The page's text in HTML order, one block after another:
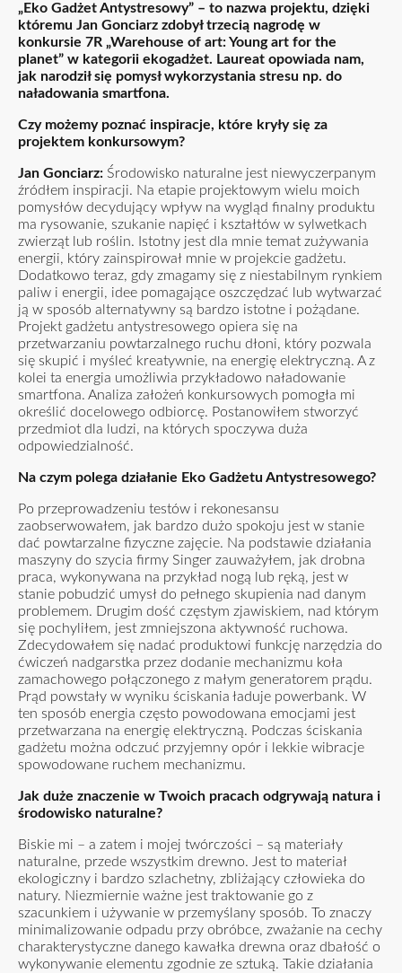
„Eko Gadżet Antystresowy” – to nazwa projektu, dzięki
któremu Jan Gonciarz zdobył trzecią nagrodę w
konkursie 7R „Warehouse of art: Young art for the
planet” w kategorii ekogadżet. Laureat opowiada nam,
jak narodził się pomysł wykorzystania stresu np. do
naładowania smartfona.
Czy możemy poznać inspiracje, które kryły się za
projektem konkursowym?
Jan Gonciarz: Środowisko naturalne jest niewyczerpanym
źródłem inspiracji. Na etapie projektowym wielu moich
pomysłów decydujący wpływ na wygląd finalny produktu
ma rysowanie, szukanie napięć i kształtów w sylwetkach
zwierząt lub roślin. Istotny jest dla mnie temat zużywania
energii, który zainspirował mnie w projekcie gadżetu.
Dodatkowo teraz, gdy zmagamy się z niestabilnym rynkiem
paliw i energii, idee pomagające oszczędzać lub wytwarzać
ją w sposób alternatywny są bardzo istotne i pożądane.
Projekt gadżetu antystresowego opiera się na
przetwarzaniu powtarzalnego ruchu dłoni, który pozwala
się skupić i myśleć kreatywnie, na energię elektryczną. A z
kolei ta energia umożliwia przykładowo naładowanie
smartfona. Analiza założeń konkursowych pomogła mi
określić docelowego odbiorcę. Postanowiłem stworzyć
przedmiot dla ludzi, na których spoczywa duża
odpowiedzialność.
Na czym polega działanie Eko Gadżetu Antystresowego?
Po przeprowadzeniu testów i rekonesansu
zaobserwowałem, jak bardzo dużo spokoju jest w stanie
dać powtarzalne fizyczne zajęcie. Na podstawie działania
maszyny do szycia firmy Singer zauważyłem, jak drobna
praca, wykonywana na przykład nogą lub ręką, jest w
stanie pobudzić umysł do pełnego skupienia nad danym
problemem. Drugim dość częstym zjawiskiem, nad którym
się pochyliłem, jest zmniejszona aktywność ruchowa.
Zdecydowałem się nadać produktowi funkcję narzędzia do
ćwiczeń nadgarstka przez dodanie mechanizmu koła
zamachowego połączonego z małym generatorem prądu.
Prąd powstały w wyniku ściskania ładuje powerbank. W
ten sposób energia często powodowana emocjami jest
przetwarzana na energię elektryczną. Podczas ściskania
gadżetu można odczuć przyjemny opór i lekkie wibracje
spowodowane ruchem mechanizmu.
Jak duże znaczenie w Twoich pracach odgrywają natura i
środowisko naturalne?
Biskie mi – a zatem i mojej twórczości – są materiały
naturalne, przede wszystkim drewno. Jest to materiał
ekologiczny i bardzo szlachetny, zbliżający człowieka do
natury. Niezmiernie ważne jest traktowanie go z
szacunkiem i używanie w przemyślany sposób. To znaczy
minimalizowanie odpadu przy obróbce, zważanie na cechy
charakterystyczne danego kawałka drewna oraz dbałość o
wykonywanie elementu zgodnie ze sztuką. Takie działania